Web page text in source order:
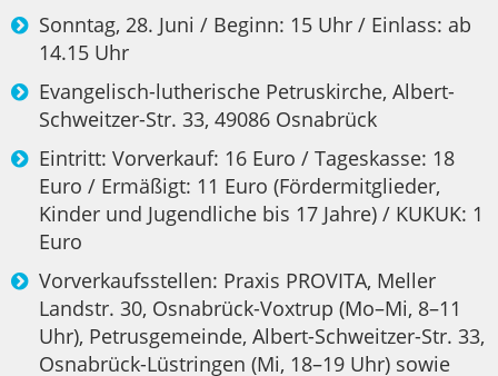
Sonntag, 28. Juni / Beginn: 15 Uhr / Einlass: ab
14.15 Uhr
Evangelisch-lutherische Petruskirche, Albert-
Schweitzer-Str. 33, 49086 Osnabrück
Eintritt: Vorverkauf: 16 Euro / Tageskasse: 18
Euro / Ermäßigt: 11 Euro (Fördermitglieder,
Kinder und Jugendliche bis 17 Jahre) / KUKUK: 1
Euro
Vorverkaufsstellen: Praxis PROVITA, Meller
Landstr. 30, Osnabrück-Voxtrup (Mo–Mi, 8–11
Uhr), Petrusgemeinde, Albert-Schweitzer-Str. 33,
Osnabrück-Lüstringen (Mi, 18–19 Uhr) sowie